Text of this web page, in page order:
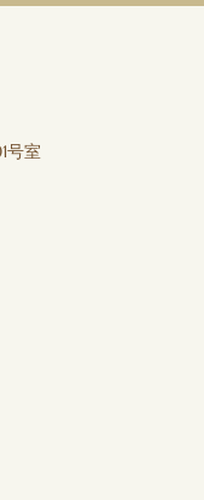
号室